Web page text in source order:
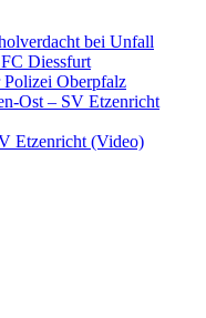
bei Unfall
Diessfurt
Oberpfalz
Ost – SV Etzenricht
Etzenricht (Video)